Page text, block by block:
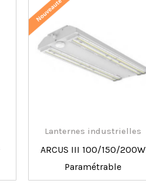
Lanternes industrielles
ARCUS III 100/150/200W
Paramétrable